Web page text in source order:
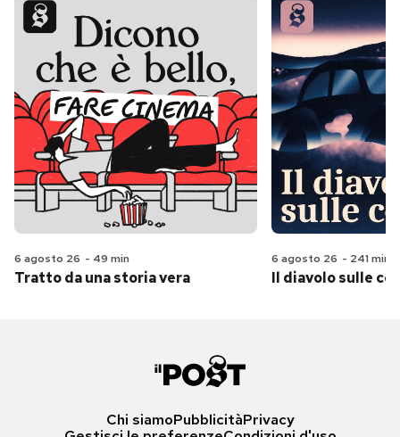
6 agosto 26 - 49 min
Tratto da una storia vera
6 agosto 26 - 241 min
Il diavolo sulle
Chi siamoPubblicitàPrivacy